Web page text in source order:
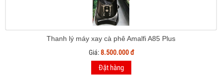
Thanh lý máy xay cà phê Amalfi A85 Plus
Giá:8.500.000 đ
Đặt hàng